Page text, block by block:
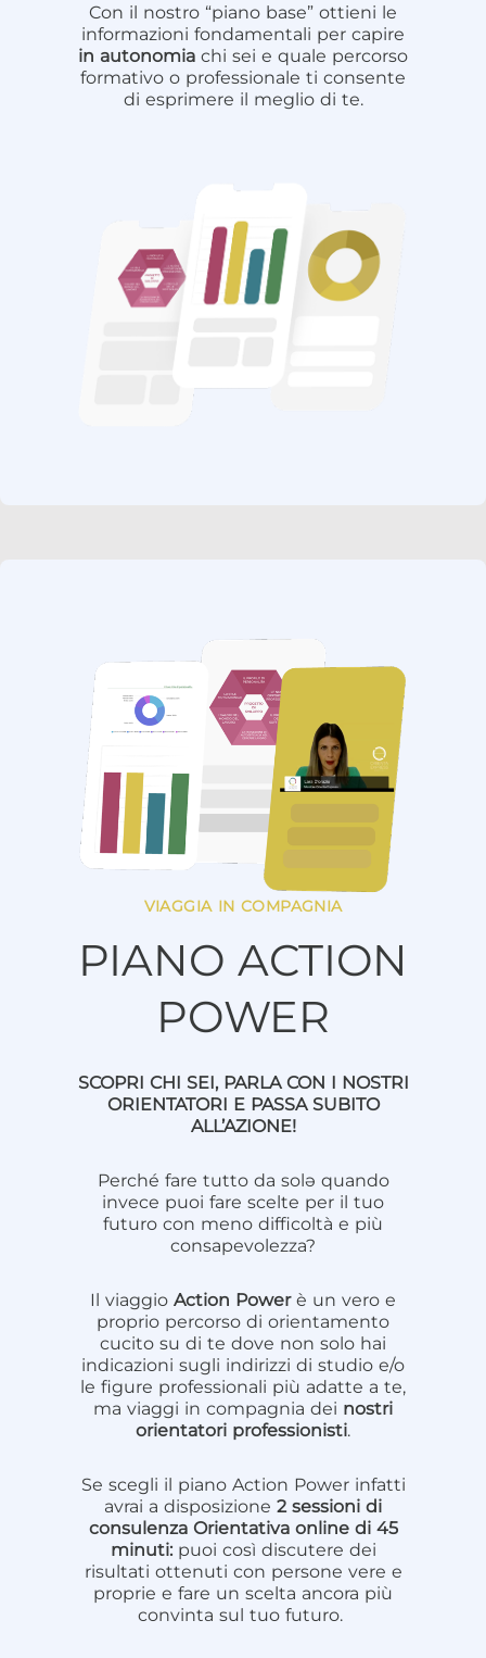
Con il nostro “piano base” ottieni le
informazioni fondamentali per capire
in autonomia chi sei e quale percorso
formativo o professionale ti consente
di esprimere il meglio di te.
VIAGGIA IN COMPAGNIA
PIANO ACTION
POWER
SCOPRI CHI SEI, PARLA CON I NOSTRI
ORIENTATORI E PASSA SUBITO
ALL’AZIONE!
Perché fare tutto da solə quando
invece puoi fare scelte per il tuo
futuro con meno difficoltà e più
consapevolezza?
Il viaggio Action Power è un vero e
proprio percorso di orientamento
cucito su di te dove non solo hai
indicazioni sugli indirizzi di studio e/o
le figure professionali più adatte a te,
ma viaggi in compagnia dei nostri
orientatori professionisti.
Se scegli il piano Action Power infatti
avrai a disposizione 2 sessioni di
consulenza Orientativa online di 45
minuti:puoi così discutere dei
risultati ottenuti con persone vere e
proprie e fare un scelta ancora più
convinta sul tuo futuro.